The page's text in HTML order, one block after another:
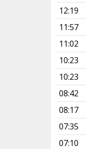
12:19
11:57
11:02
10:23
10:23
08:42
08:17
07:35
07:10